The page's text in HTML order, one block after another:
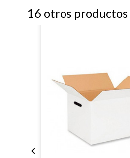
16 otros productos
